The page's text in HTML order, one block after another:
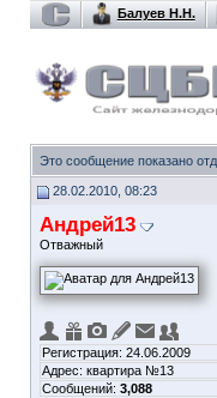
Балуев Н.Н.
Это сообщение показано
28.02.2010, 08:23
Андрей13
Отважный
Регистрация: 24.06.2009
Адрес: квартира №13
Сообщений: 3,088